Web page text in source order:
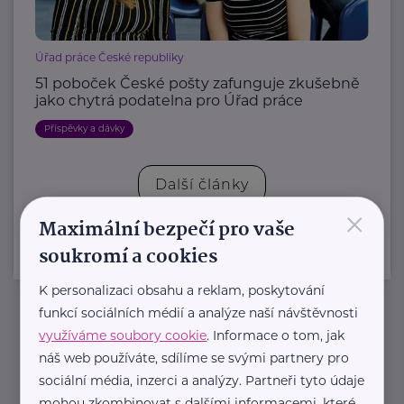
Úřad práce České republiky
51 poboček České pošty zafunguje zkušebně
jako chytrá podatelna pro Úřad práce
Příspěvky a dávky
Další články
Newsletter
Pravidelný přísun novinek, inspirace na každý den,
×
Maximální bezpečí pro vaše
soukromí a cookies
K personalizaci obsahu a reklam, poskytování
funkcí sociálních médií a analýze naší návštěvnosti
využíváme soubory cookie. Informace o tom, jak
náš web používáte, sdílíme se svými partnery pro
sociální média, inzerci a analýzy. Partneři tyto údaje